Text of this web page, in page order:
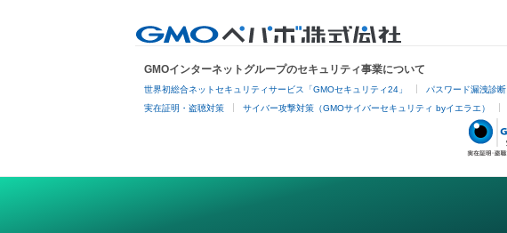
GMOインターネットグループのセキュリティ事業について
世界初総合ネットセキュリティサービス「GMOセキュリティ24」 パスワード漏洩診断
実在証明・盗聴対策 サイバー攻撃対策（GMOサイバーセキュリティ byイエラエ）